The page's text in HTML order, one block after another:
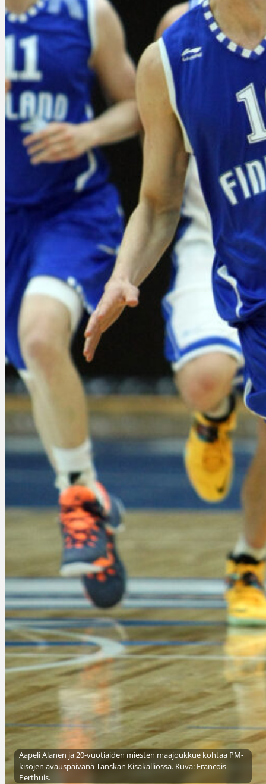
Aapeli Alanen ja 20-vuotiaiden miesten maajoukkue kohtaa PM-
kisojen avauspäivänä Tanskan Kisakalliossa. Kuva: Francois
Perthuis.